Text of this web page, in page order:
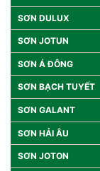
SƠN DULUX
SƠN JOTUN
SƠN Á ĐÔNG
SƠN BẠCH TUYẾT
SƠN GALANT
SƠN HẢI ÂU
SƠN JOTON